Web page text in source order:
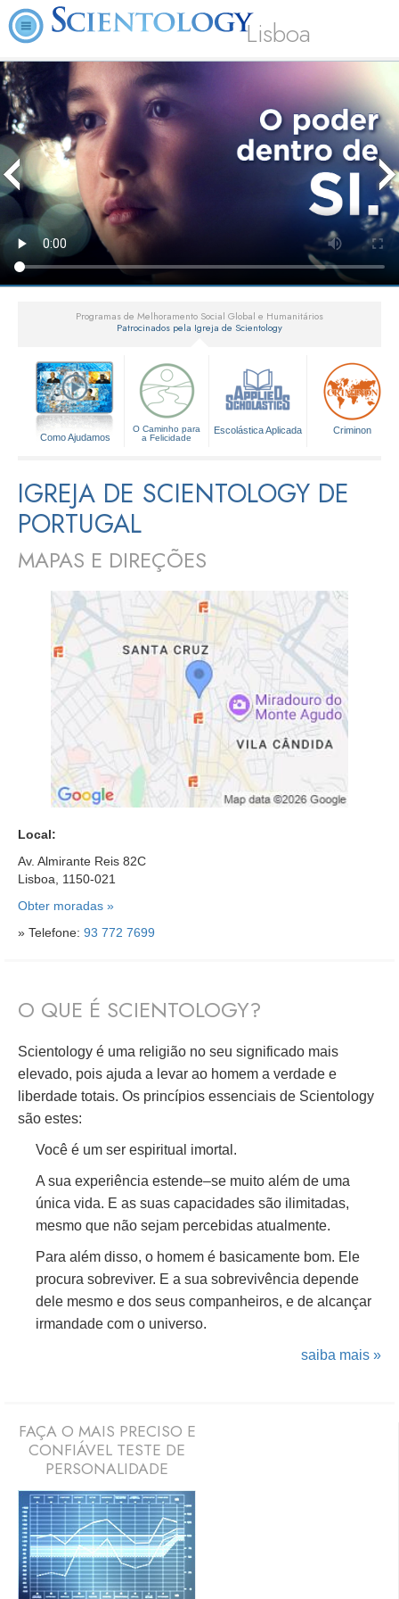
Lisboa
Programas de Melhoramento Social Global e Humanitários
Patrocinados pela Igreja de Scientology
Como Ajudamos
O Caminho para
a Felicidade
Escolástica Aplicada Criminon
IGREJA DE SCIENTOLOGY DE
PORTUGAL
MAPAS E DIREÇÕES
Local:
Av. Almirante Reis 82C
Lisboa, 1150-021
Obter moradas »
» Telefone: 93 772 7699
O QUE É SCIENTOLOGY?
Scientology é uma religião no seu significado mais
elevado, pois ajuda a levar ao homem a verdade e
liberdade totais. Os princípios essenciais de Scientology
são estes:
Você é um ser espiritual imortal.
A sua experiência estende–se muito além de uma
única vida. E as suas capacidades são ilimitadas,
mesmo que não sejam percebidas atualmente.
Para além disso, o homem é basicamente bom. Ele
procura sobreviver. E a sua sobrevivência depende
dele mesmo e dos seus companheiros, e de alcançar
irmandade com o universo.
saiba mais »
FAÇA O MAIS PRECISO E
CONFIÁVEL TESTE DE
PERSONALIDADE